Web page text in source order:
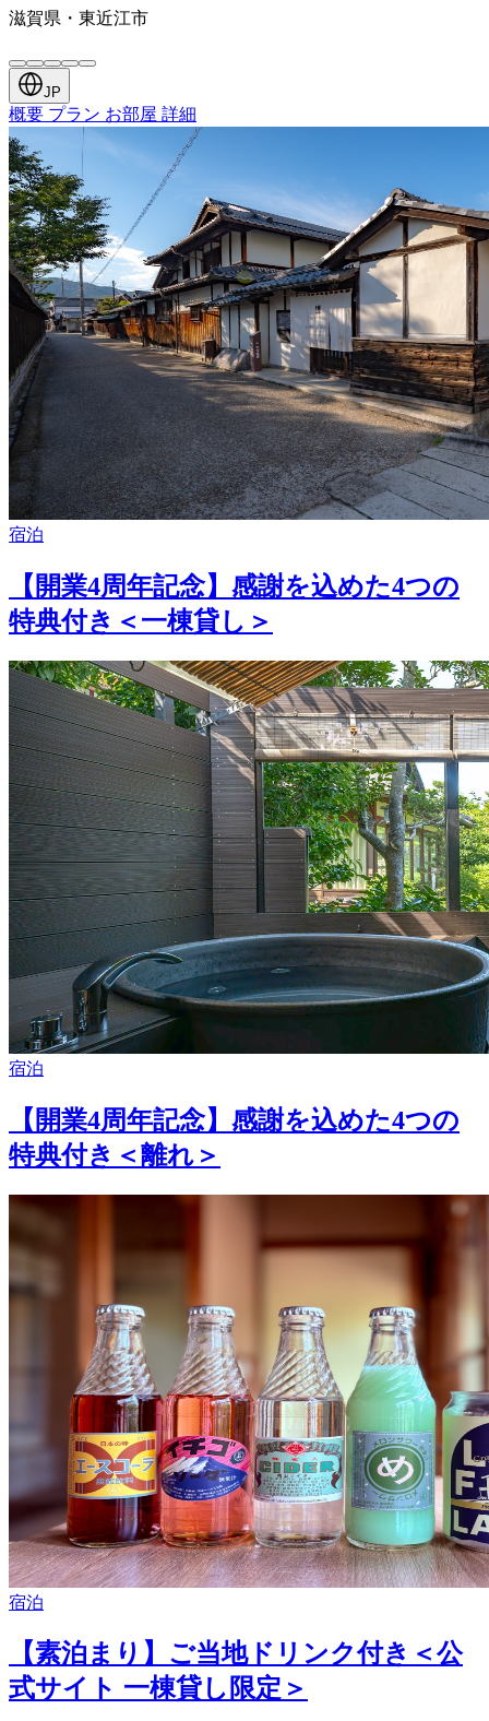
滋賀県・東近江市
JP
概要 プラン お部屋 詳細
宿泊
【開業4周年記念】感謝を込めた4つの
特典付き＜一棟貸し＞
宿泊
【開業4周年記念】感謝を込めた4つの
特典付き＜離れ＞
宿泊
【素泊まり】ご当地ドリンク付き＜公
式サイト 一棟貸し限定＞